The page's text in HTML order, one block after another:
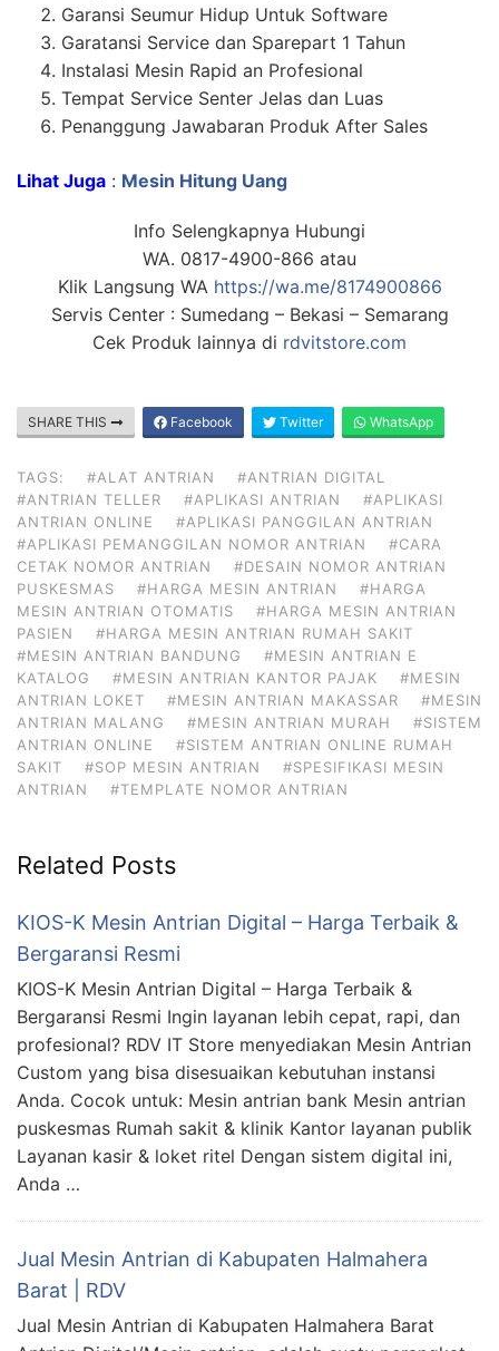
Garansi Seumur Hidup Untuk Software
Garatansi Service dan Sparepart 1 Tahun
Instalasi Mesin Rapid an Profesional
Tempat Service Senter Jelas dan Luas
Penanggung Jawabaran Produk After Sales
Lihat Juga : Mesin Hitung Uang
Info Selengkapnya Hubungi
WA. 0817-4900-866 atau
Klik Langsung WA https://wa.me/8174900866
Servis Center : Sumedang – Bekasi – Semarang
Cek Produk lainnya di rdvitstore.com
SHARE THIS Facebook Twitter WhatsApp
TAGS: #ALAT ANTRIAN
#ANTRIAN DIGITAL
#ANTRIAN TELLER
#APLIKASI ANTRIAN
#APLIKASI
ANTRIAN ONLINE
#APLIKASI PANGGILAN ANTRIAN
#APLIKASI PEMANGGILAN NOMOR ANTRIAN
#CARA
CETAK NOMOR ANTRIAN
#DESAIN NOMOR ANTRIAN
PUSKESMAS
#HARGA MESIN ANTRIAN
#HARGA
MESIN ANTRIAN OTOMATIS
#HARGA MESIN ANTRIAN
PASIEN
#HARGA MESIN ANTRIAN RUMAH SAKIT
#MESIN ANTRIAN BANDUNG
#MESIN ANTRIAN E
KATALOG
#MESIN ANTRIAN KANTOR PAJAK
#MESIN
ANTRIAN LOKET
#MESIN ANTRIAN MAKASSAR
#MESIN
ANTRIAN MALANG
#MESIN ANTRIAN MURAH
#SISTEM
ANTRIAN ONLINE
#SISTEM ANTRIAN ONLINE RUMAH
SAKIT
#SOP MESIN ANTRIAN
#SPESIFIKASI MESIN
ANTRIAN
#TEMPLATE NOMOR ANTRIAN
Related Posts
KIOS-K Mesin Antrian Digital – Harga Terbaik &
Bergaransi Resmi
KIOS-K Mesin Antrian Digital – Harga Terbaik &
Bergaransi Resmi Ingin layanan lebih cepat, rapi, dan
profesional? RDV IT Store menyediakan Mesin Antrian
Custom yang bisa disesuaikan kebutuhan instansi
Anda. Cocok untuk: Mesin antrian bank Mesin antrian
puskesmas Rumah sakit & klinik Kantor layanan publik
Layanan kasir & loket ritel Dengan sistem digital ini,
Anda …
Jual Mesin Antrian di Kabupaten Halmahera
Barat | RDV
Jual Mesin Antrian di Kabupaten Halmahera Barat